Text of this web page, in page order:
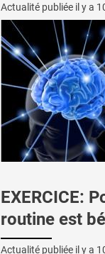
Actualité publiée il y a
EXERCICE:
routine est
Actualité publiée il y a